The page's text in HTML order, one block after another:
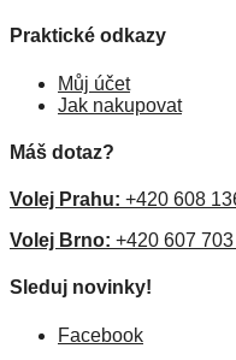
Praktické odkazy
Můj účet
Jak nakupovat
Máš dotaz?
Volej Prahu: +420 608
Volej Brno: +420 607
Sleduj novinky!
Facebook